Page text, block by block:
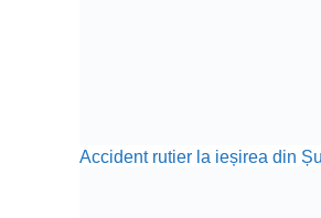
Accident rutier la ieșirea din